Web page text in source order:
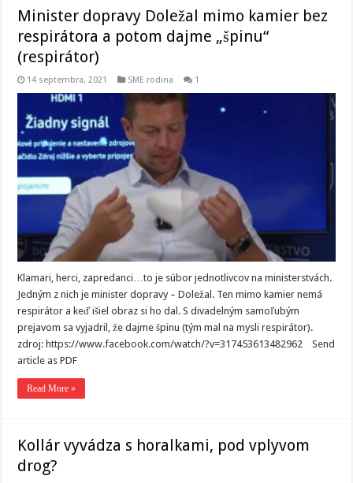
Minister dopravy Doležal mimo kamier bez
respirátora a potom dajme „špinu“
(respirátor)
14 septembra, 2021 SME rodina 1
Klamari, herci, zapredanci…to je súbor jednotlivcov na ministerstvách.
Jedným z nich je minister dopravy – Doležal. Ten mimo kamier nemá
respirátor a keď išiel obraz si ho dal. S divadelným samoľubým
prejavom sa vyjadril, že dajme špinu (tým mal na mysli respirátor).
zdroj: https://www.facebook.com/watch/?v=317453613482962 Send
article as PDF
Read More »
Kollár vyvádza s horalkami, pod vplyvom
drog?